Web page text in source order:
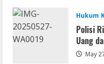
Remux
Hukum
Polisi
Uang
May